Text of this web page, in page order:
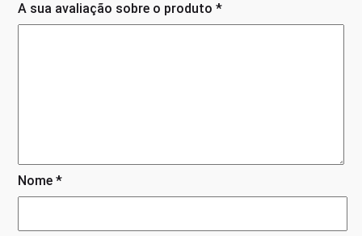
A sua avaliação sobre o produto*
Nome*